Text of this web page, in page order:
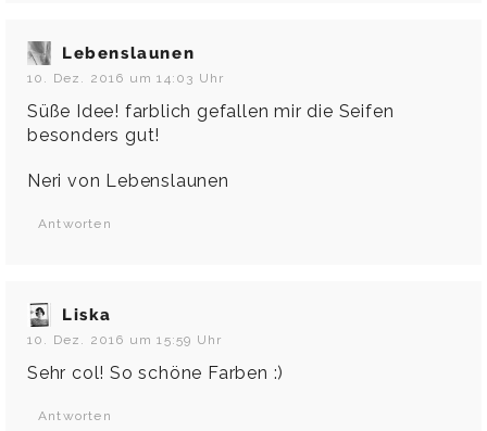
Lebenslaunen
10. Dez. 2016 um 14:03 Uhr
Süße Idee! farblich gefallen mir die Seifen
besonders gut!
Neri von Lebenslaunen
Antworten
Liska
10. Dez. 2016 um 15:59 Uhr
Sehr col! So schöne Farben :)
Antworten